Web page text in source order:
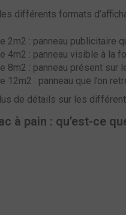
différents formats
2m2 : panneau publicitaire
4m2 : panneau visible à la
8m2 : panneau présent sur
12m2 : panneau que l’on
de détails sur les
à pain : qu’est-ce